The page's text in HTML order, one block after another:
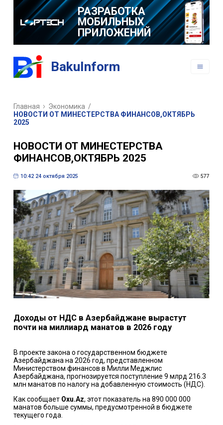
РАЗРАБОТКА
МОБИЛЬНЫХ
ПРИЛОЖЕНИЙ
BakuInform
Главная Экономика /
НОВОСТИ ОТ МИНЕСТЕРСТВА ФИНАНСОВ,ОКТЯБРЬ
2025
НОВОСТИ ОТ МИНЕСТЕРСТВА
ФИНАНСОВ,ОКТЯБРЬ 2025
10:42 24 октября 2025 577
Доходы от НДС в Азербайджане вырастут
почти на миллиард манатов в 2026 году
В проекте закона о государственном бюджете
Азербайджана на 2026 год, представленном
Министерством финансов в Милли Меджлис
Азербайджана, прогнозируется поступление 9 млрд 216.3
млн манатов по налогу на добавленную стоимость (НДС).
Как сообщает Oxu.Az, этот показатель на 890 000 000
манатов больше суммы, предусмотренной в бюджете
текущего года.